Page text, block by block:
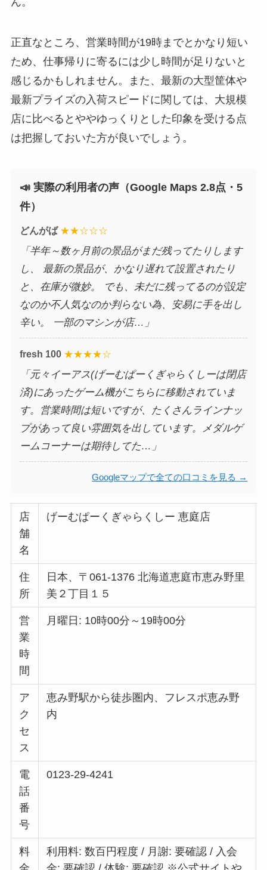
正直なところ、営業時間が19時までとかなり短い
ため、仕事帰りに寄るには少し時間が足りないと
感じるかもしれません。また、最新の大型筐体や
最新プライズの入荷スピードに関しては、大規模
店に比べるとややゆっくりとした印象を受ける点
は把握しておいた方が良いでしょう。
📣 実際の利用者の声（Google Maps 2.8点・5
件）
どんがば ★★☆☆☆
「半年～数ヶ月前の景品がまだ残ってたりします
し、 最新の景品が、かなり遅れて設置されたり
と、在庫が微妙。 でも、未だに残ってるのが設定
なのか不人気なのか判らない為、安易に手を出し
辛い。 一部のマシンが店…」
fresh 100 ★★★★☆
「元々イーアス(げーむぱーくぎゃらくしーは閉店
済)にあったゲーム機がこちらに移動されていま
す。営業時間は短いですが、たくさんラインナッ
プがあって良い雰囲気を出しています。メダルゲ
ームコーナーは期待してた…」
Googleマップで全ての口コミを見る →
店
舗
名
げーむぱーくぎゃらくしー 恵庭店
住
所
日本、〒061-1376 北海道恵庭市恵み野里
美２丁目１５
営
業
時
間
月曜日: 10時00分～19時00分
ア
ク
セ
ス
恵み野駅から徒歩圏内、フレスポ恵み野
内
電
話
番
号
0123-29-4241
料
利用料: 数百円程度 / 月謝: 要確認 / 入会